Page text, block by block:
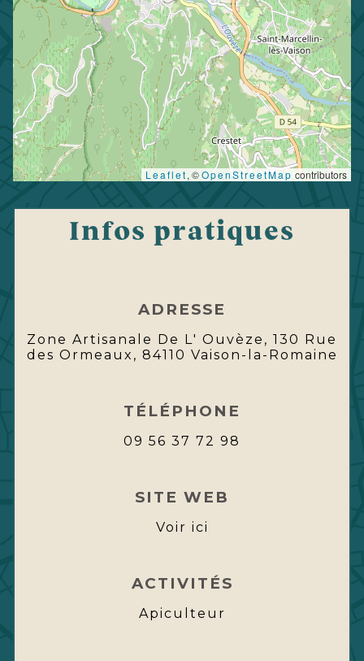
Leaflet, ©OpenStreetMap contributors
Infos pratiques
ADRESSE
Zone Artisanale De L' Ouvèze, 130 Rue
des Ormeaux, 84110 Vaison-la-Romaine
TÉLÉPHONE
09 56 37 72 98
SITE WEB
Voir ici
ACTIVITÉS
Apiculteur